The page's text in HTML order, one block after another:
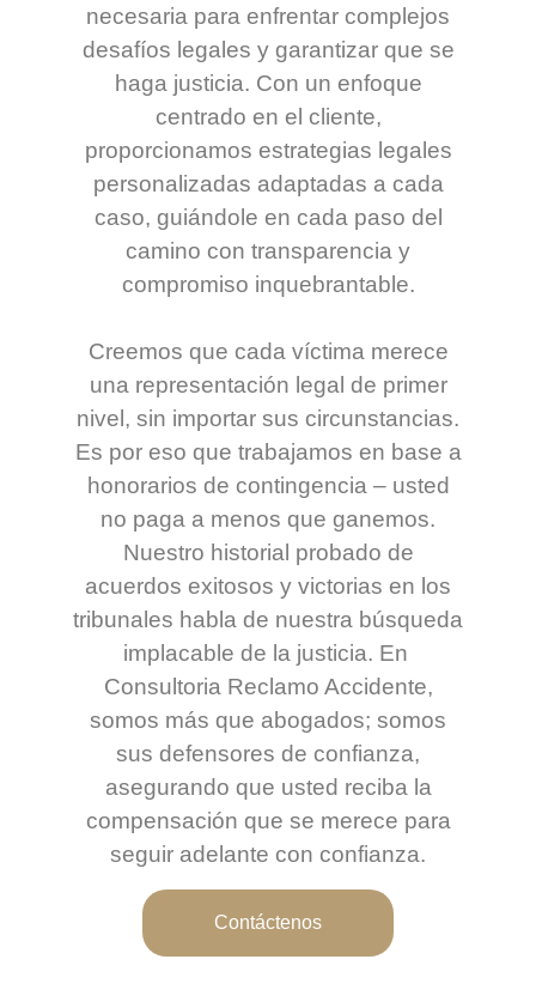
necesaria para enfrentar complejos
desafíos legales y garantizar que se
haga justicia. Con un enfoque
centrado en el cliente,
proporcionamos estrategias legales
personalizadas adaptadas a cada
caso, guiándole en cada paso del
camino con transparencia y
compromiso inquebrantable.
Creemos que cada víctima merece
una representación legal de primer
nivel, sin importar sus circunstancias.
Es por eso que trabajamos en base a
honorarios de contingencia – usted
no paga a menos que ganemos.
Nuestro historial probado de
acuerdos exitosos y victorias en los
tribunales habla de nuestra búsqueda
implacable de la justicia. En ​​​​
Consultoria Reclamo Accidente,
somos más que abogados; somos
sus defensores de confianza,
asegurando que usted reciba la
compensación que se merece para
seguir adelante con confianza.
Contáctenos